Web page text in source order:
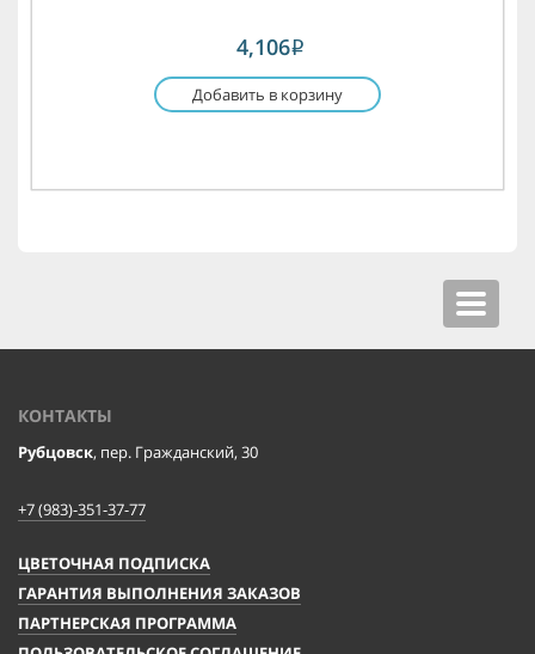
4,106i
Добавить в корзину
Toggle
КОНТАКТЫ
Рубцовск, пер. Гражданский, 30
+7 (983)-351-37-77
ЦВЕТОЧНАЯ ПОДПИСКА
ГАРАНТИЯ ВЫПОЛНЕНИЯ ЗАКАЗОВ
ПАРТНЕРСКАЯ ПРОГРАММА